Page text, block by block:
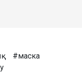
#маска